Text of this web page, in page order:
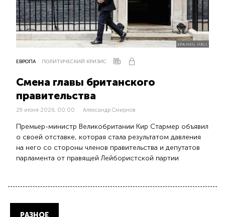
EPA:NEIL HALL
ЕВРОПА ПОЛИТИЧЕСКИЙ КРИЗИС
Смена главы британского
правительства
29 июня 2026, 00:00 Александр Смирнов
Премьер-министр Великобритании Кир Стармер объявил
о своей отставке, которая стала результатом давления
на него со стороны членов правительства и депутатов
парламента от правящей Лейбористской партии